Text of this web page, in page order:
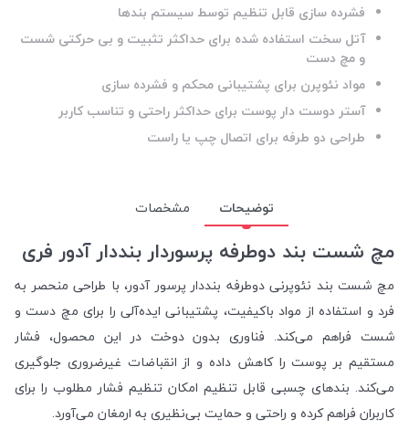
فشرده سازی قابل تنظیم توسط سیستم بندها
آتل سخت استفاده شده برای حداکثر تثبیت و بی حرکتی شست
و مچ دست
مواد نئوپرن برای پشتیبانی محکم و فشرده سازی
آستر دوست دار پوست برای حداکثر راحتی و تناسب کاربر
طراحی دو طرفه برای اتصال چپ یا راست
توضیحات مشخصات
مچ شست بند دوطرفه پرسوردار بنددار آدور فری
مچ شست بند نئوپرنی دوطرفه بنددار پرسور آدور، با طراحی منحصر به
فرد و استفاده از مواد باکیفیت، پشتیبانی ایده‌آلی را برای مچ دست و
شست فراهم می‌کند. فناوری بدون دوخت در این محصول، فشار
مستقیم بر پوست را کاهش داده و از انقباضات غیرضروری جلوگیری
می‌کند. بندهای چسبی قابل تنظیم امکان تنظیم فشار مطلوب را برای
کاربران فراهم کرده و راحتی و حمایت بی‌نظیری به ارمغان می‌آورد.